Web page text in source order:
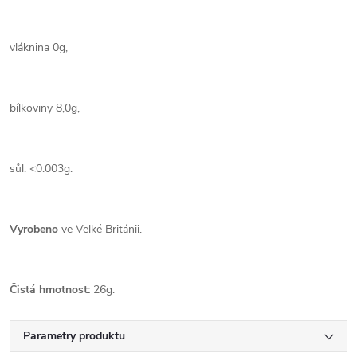
vláknina 0g,
bílkoviny 8,0g,
sůl: <0.003g.
Vyrobeno ve Velké Británii.
Čistá hmotnost: 26g.
Parametry produktu